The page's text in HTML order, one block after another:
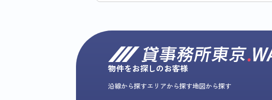
物件をお探しのお客様
沿線から探すエリアから探す地図から探す